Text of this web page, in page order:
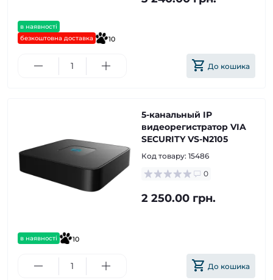
в наявності
безкоштовна доставка
10
До кошика
в наявності 10
5-канальный IP
видеорегистратор VIA
SECURITY VS-N2105
Код товару: 15486
0
2 250.00 грн.
До кошика